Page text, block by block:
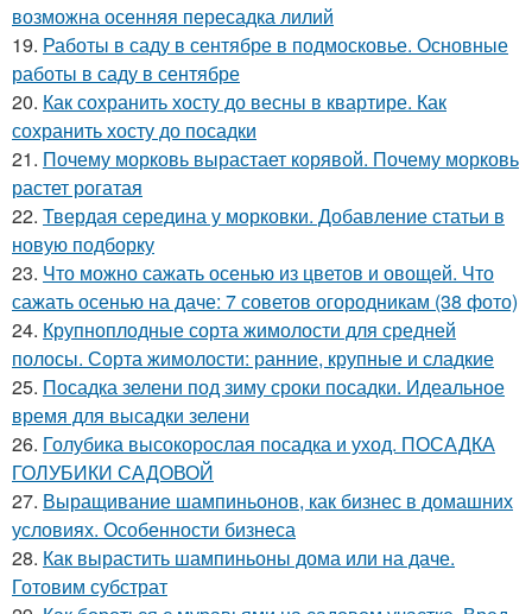
возможна осенняя пересадка лилий
19. Работы в саду в сентябре в подмосковье. Основные
работы в саду в сентябре
20. Как сохранить хосту до весны в квартире. Как
сохранить хосту до посадки
21. Почему морковь вырастает корявой. Почему морковь
растет рогатая
22. Твердая середина у морковки. Добавление статьи в
новую подборку
23. Что можно сажать осенью из цветов и овощей. Что
сажать осенью на даче: 7 советов огородникам (38 фото)
24. Крупноплодные сорта жимолости для средней
полосы. Сорта жимолости: ранние, крупные и сладкие
25. Посадка зелени под зиму сроки посадки. Идеальное
время для высадки зелени
26. Голубика высокорослая посадка и уход. ПОСАДКА
ГОЛУБИКИ САДОВОЙ
27. Выращивание шампиньонов, как бизнес в домашних
условиях. Особенности бизнеса
28. Как вырастить шампиньоны дома или на даче.
Готовим субстрат